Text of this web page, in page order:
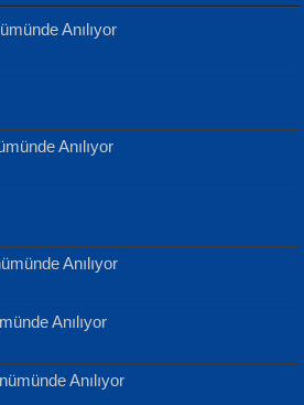
Eyüp...
Anılıyor
Anılıyor
Anılıyor
Anılıyor
Anılıyor